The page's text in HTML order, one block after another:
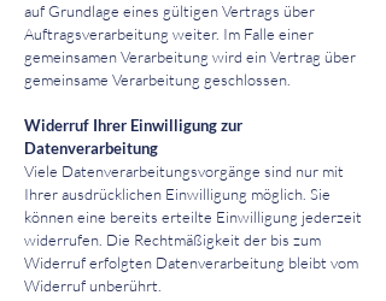
auf Grundlage eines gültigen Vertrags über
Auftragsverarbeitung weiter. Im Falle einer
gemeinsamen Verarbeitung wird ein Vertrag über
gemeinsame Verarbeitung geschlossen.
Widerruf Ihrer Einwilligung zur
Datenverarbeitung
Viele Datenverarbeitungsvorgänge sind nur mit
Ihrer ausdrücklichen Einwilligung möglich. Sie
können eine bereits erteilte Einwilligung jederzeit
widerrufen. Die Rechtmäßigkeit der bis zum
Widerruf erfolgten Datenverarbeitung bleibt vom
Widerruf unberührt.